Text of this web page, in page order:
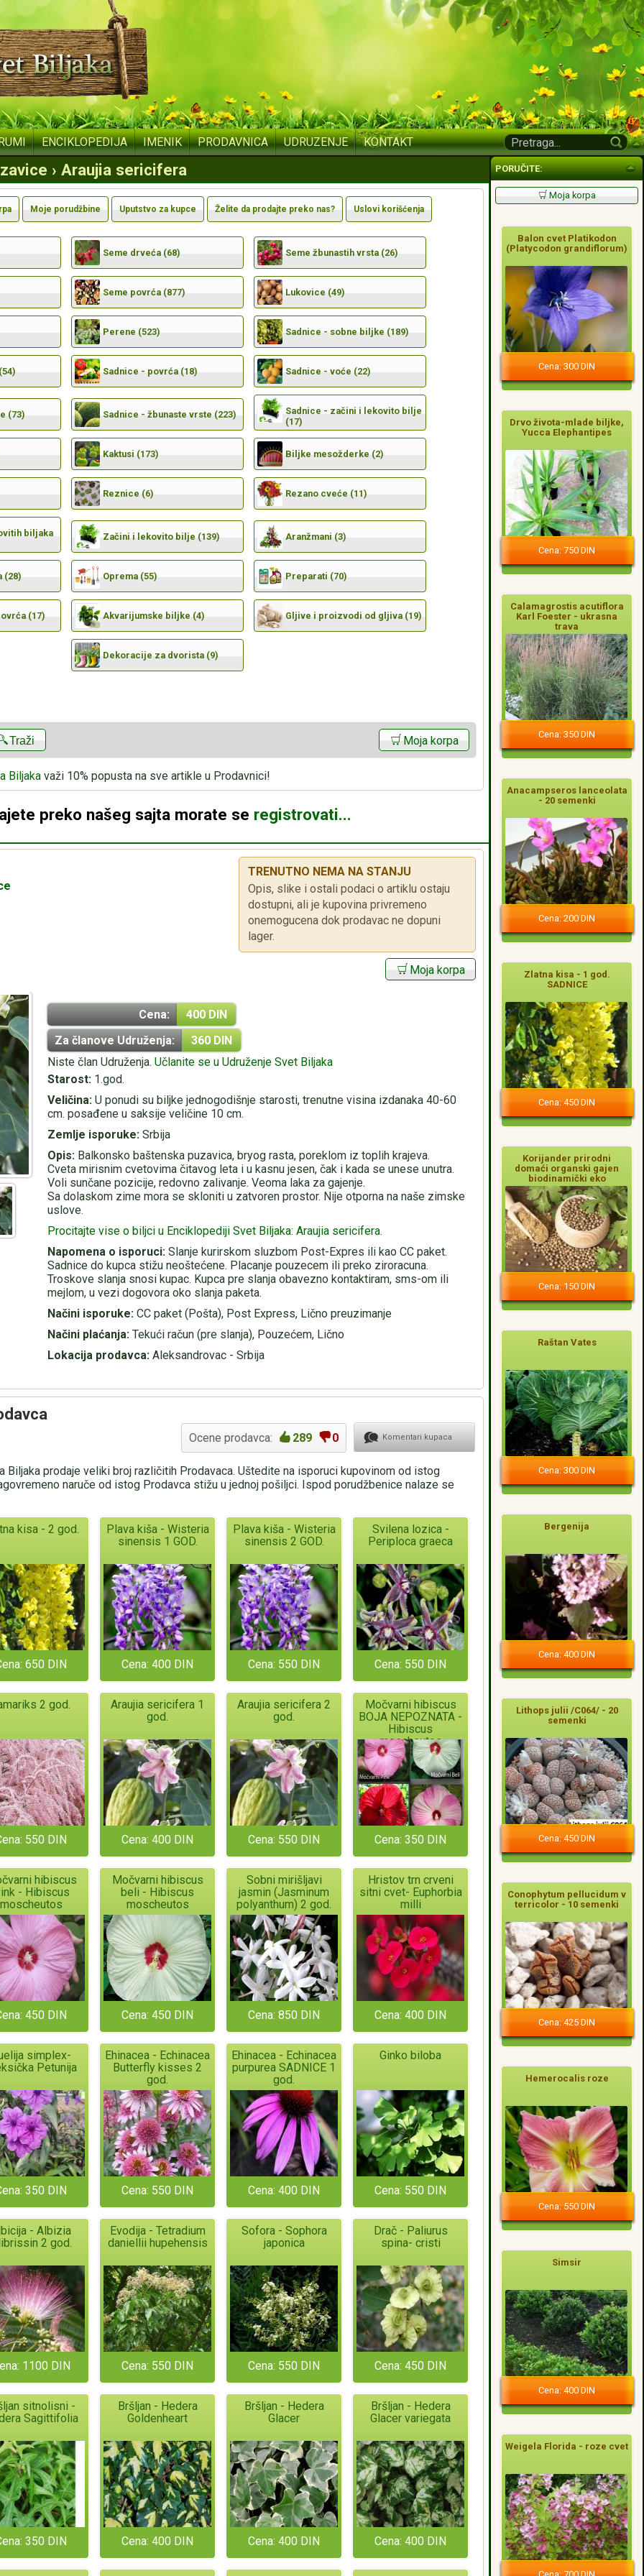
ENCIKLOPEDIJA IMENIK PRODAVNICA UDRUZENJE KONTAKT
› Araujia sericifera
Moje porudžbine Uputstvo za kupce Želite da prodajte preko nas? Uslovi korišćenja
Seme drveća (68) Seme žbunastih vrsta (26)
Seme povrća (877) Lukovice (49)
Perene (523) Sadnice - sobne biljke (189)
Sadnice - povrća (18) Sadnice - voće (22)
(73) Sadnice - žbunaste vrste (223)
Sadnice - začini i lekovito bilje
(17)
Kaktusi (173) Biljke mesožderke (2)
Reznice (6) Rezano cveće (11)
biljaka
Začini i lekovito bilje (139) Aranžmani (3)
(28) Oprema (55) Preparati (70)
(17) Akvarijumske biljke (4) Gljive i proizvodi od gljiva (19)
Dekoracije za dvorista (9)
Traži Moja korpa
Biljaka važi 10% popusta na sve artikle u Prodavnici!
preko našeg sajta morate se registrovati...
TRENUTNO NEMA NA STANJU
Opis, slike i ostali podaci o artiklu ostaju
dostupni, ali je kupovina privremeno
onemogucena dok prodavac ne dopuni
lager.
Moja korpa
Cena:
400 DIN
Za članove Udruženja:
360 DIN
Niste član Udruženja. Učlanite se u Udruženje Svet Biljaka
Starost: 1.god.
Veličina: U ponudi su biljke jednogodišnje starosti, trenutne visina izdanaka 40-60
cm. posađene u saksije veličine 10 cm.
Zemlje isporuke: Srbija
Opis: Balkonsko baštenska puzavica, bryog rasta, poreklom iz toplih krajeva.
Cveta mirisnim cvetovima čitavog leta i u kasnu jesen, čak i kada se unese unutra.
Voli sunčane pozicije, redovno zalivanje. Veoma laka za gajenje.
Sa dolaskom zime mora se skloniti u zatvoren prostor. Nije otporna na naše zimske
uslove.
Procitajte vise o biljci u Enciklopediji Svet Biljaka: Araujia sericifera.
Napomena o isporuci: Slanje kurirskom sluzbom Post-Expres ili kao CC paket.
Sadnice do kupca stižu neoštećene. Placanje pouzecem ili preko ziroracuna.
Troskove slanja snosi kupac. Kupca pre slanja obavezno kontaktiram, sms-om ili
mejlom, u vezi dogovora oko slanja paketa.
Načini isporuke: CC paket (Pošta), Post Express, Lično preuzimanje
Načini plaćanja: Tekući račun (pre slanja), Pouzećem, Lično
Lokacija prodavca: Aleksandrovac - Srbija
Ocene prodavca: 289 0 Komentari kupaca
Biljaka prodaje veliki broj različitih Prodavaca. Uštedite na isporuci kupovinom od istog
naruče od istog Prodavca stižu u jednoj pošiljci. Ispod porudžbenice nalaze se
kisa - 2 god.
650 DIN
Plava kiša - Wisteria
sinensis 1 GOD.
Cena: 400 DIN
Plava kiša - Wisteria
sinensis 2 GOD.
Cena: 550 DIN
Svilena lozica -
Periploca graeca
Cena: 550 DIN
2 god.
550 DIN
Araujia sericifera 1
god.
Cena: 400 DIN
Araujia sericifera 2
god.
Cena: 550 DIN
Močvarni hibiscus
BOJA NEPOZNATA -
Hibiscus
moscheutos
Cena: 350 DIN
hibiscus
- Hibiscus
moscheutos
450 DIN
Močvarni hibiscus
beli - Hibiscus
moscheutos
Cena: 450 DIN
Sobni mirišljavi
jasmin (Jasminum
polyanthum) 2 god.
Cena: 850 DIN
Hristov trn crveni
sitni cvet- Euphorbia
milli
Cena: 400 DIN
simplex-
Petunija
350 DIN
Ehinacea - Echinacea
Butterfly kisses 2
god.
Cena: 550 DIN
Ehinacea - Echinacea
purpurea SADNICE 1
god.
Cena: 400 DIN
Ginko biloba
Cena: 550 DIN
- Albizia
2 god.
1100 DIN
Evodija - Tetradium
daniellii hupehensis
Cena: 550 DIN
Sofora - Sophora
japonica
Cena: 550 DIN
Drač - Paliurus
spina- cristi
Cena: 450 DIN
sitnolisni -
Sagittifolia
350 DIN
Bršljan - Hedera
Goldenheart
Cena: 400 DIN
Bršljan - Hedera
Glacer
Cena: 400 DIN
Bršljan - Hedera
Glacer variegata
Cena: 400 DIN
PORUČITE:
Moja korpa
Balon cvet Platikodon
(Platycodon grandiflorum)
Cena: 300 DIN
Drvo života-mlade biljke,
Yucca Elephantipes
Cena: 750 DIN
Calamagrostis acutiflora
Karl Foester - ukrasna
trava
Cena: 350 DIN
Anacampseros lanceolata
- 20 semenki
Cena: 200 DIN
Zlatna kisa - 1 god.
SADNICE
Cena: 450 DIN
Korijander prirodni
domaći organski gajen
biodinamički eko
Cena: 150 DIN
Raštan Vates
Cena: 300 DIN
Bergenija
Cena: 400 DIN
Lithops julii /C064/ - 20
semenki
Cena: 450 DIN
Conophytum pellucidum v
terricolor - 10 semenki
Cena: 425 DIN
Hemerocalis roze
Cena: 550 DIN
Simsir
Cena: 400 DIN
Weigela Florida - roze cvet